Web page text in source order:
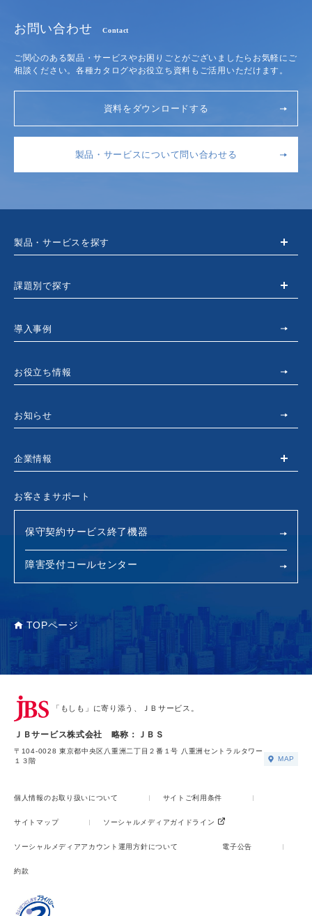
お問い合わせ Contact
ご関心のある製品・サービスやお困りごとがございましたらお気軽にご
相談ください。各種カタログやお役立ち資料もご活用いただけます。
資料をダウンロードする
製品・サービスについて問い合わせる
製品・サービスを探す
課題別で探す
導入事例
お役立ち情報
お知らせ
企業情報
お客さまサポート
保守契約サービス終了機器
障害受付コールセンター
TOPページ
「もしも」に寄り添う、ＪＢサービス。
ＪＢサービス株式会社 略称：ＪＢＳ
〒104-0028 東京都中央区八重洲二丁目２番１号 八重洲セントラルタワー
１３階
MAP
個人情報のお取り扱いについて サイトご利用条件
サイトマップ ソーシャルメディアガイドライン
ソーシャルメディアアカウント運用方針について 電子公告
約款